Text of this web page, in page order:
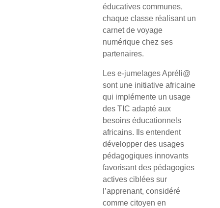
éducatives communes,
chaque classe réalisant un
carnet de voyage
numérique chez ses
partenaires.
Les e-jumelages Apréli@
sont une initiative africaine
qui implémente un usage
des TIC adapté aux
besoins éducationnels
africains. Ils entendent
développer des usages
pédagogiques innovants
favorisant des pédagogies
actives ciblées sur
l’apprenant, considéré
comme citoyen en